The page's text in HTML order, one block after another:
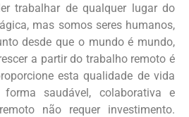
trabalhar de qualquer lugar do
mas somos seres humanos,
desde que o mundo é mundo,
a partir do trabalho remoto é
esta qualidade de vida
saudável, colaborativa e
não requer investimento.